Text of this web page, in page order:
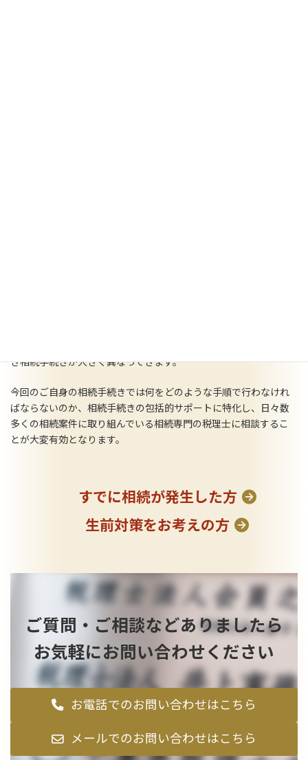
き相続手続きが大きく異なってきます。
今回のご自身の相続手続きでは何をどのような手順で行わなけれ
ばならないのか、相続手続きの包括的サポートに特化し、日々数
多くの相続案件に取り組んでいる相続専門の税理士に相談するこ
とが大変有効となります。
すでに相続が発生した方
生前対策をお考えの方
ご質問・ご相談などありましたら
お気軽にお問い合わせください
お電話でのお問い合わせはこちら
メールでのお問い合わせはこちら